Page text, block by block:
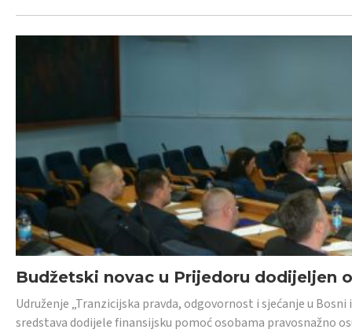
Budžetski novac u Prijedoru dodijeljen
Udruženje „Tranzicijska pravda, odgovornost i sjećanje u
sredstava dodijele finansijsku pomoć osobama pravosnažno